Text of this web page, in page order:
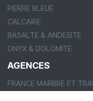
PIERRE BLEUE
CALCAIRE
BASALTE & ANDESITE
ONYX & DOLOMITE
AGENCES
FRANCE MARBRE ET